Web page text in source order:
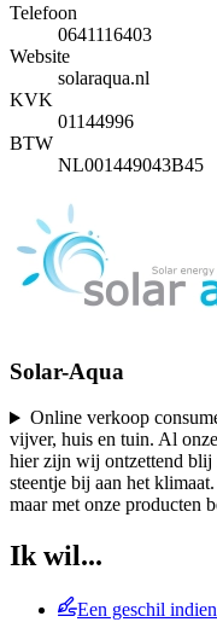
Telefoon
0641116403
Website
solaraqua.nl
KVK
01144996
BTW
NL001449043B45
Solar-Aqua
Online verkoop
vijver, huis en tuin. Al
hier zijn wij ontzettend blij
steentje bij aan het
maar met onze producten
Ik wil...
Een geschil